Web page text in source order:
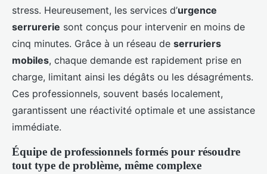
stress. Heureusement, les services d’urgence
serrurerie sont conçus pour intervenir en moins de
cinq minutes. Grâce à un réseau de serruriers
mobiles, chaque demande est rapidement prise en
charge, limitant ainsi les dégâts ou les désagréments.
Ces professionnels, souvent basés localement,
garantissent une réactivité optimale et une assistance
immédiate.
Équipe de professionnels formés pour résoudre
tout type de problème, même complexe